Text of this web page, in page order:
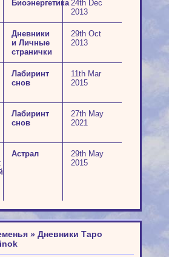
Биоэнергетика 24th Dec
2013
Дневники
и Личные
странички
29th Oct
2013
Лабиринт
снов
11th Mar
2015
Лабиринт
снов
27th May
2021
Астрал
29th May
2015
» Дневники Таро